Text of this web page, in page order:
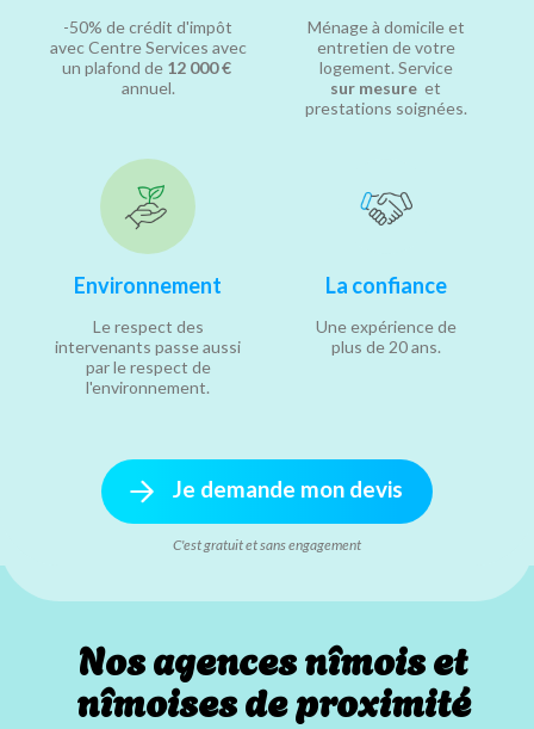
-50% de crédit d'impôt
avec Centre Services avec
un plafond de 12 000 €
annuel.
Ménage à domicile et
entretien de votre
logement. Service
sur mesure et
prestations soignées.
Environnement
Le respect des
intervenants passe aussi
par le respect de
l'environnement.
La confiance
Une expérience de
plus de 20 ans.
Je demande mon devis
C'est gratuit et sans engagement
Nos agences nîmois et
nîmoises de proximité